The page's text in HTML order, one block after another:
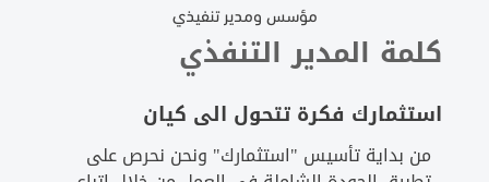
مؤسس ومدير تنفيذي
كلمة المدير التنفذي
استثمارك فكرة تتحول الى كيان
من بداية تأسيس "استثمارك" ونحن نحرص على